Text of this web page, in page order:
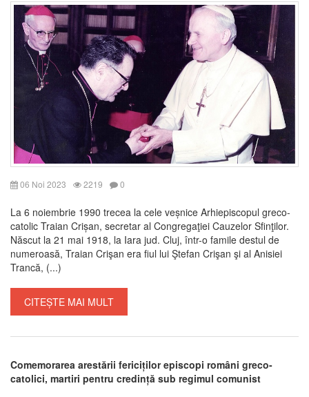
06 Noi 2023 2219 0
La 6 noiembrie 1990 trecea la cele veșnice Arhiepiscopul greco-
catolic Traian Crișan, secretar al Congregaţiei Cauzelor Sfinţilor.
Născut la 21 mai 1918, la Iara jud. Cluj, într-o famile destul de
numeroasă, Traian Crişan era fiul lui Ştefan Crişan şi al Anisiei
Trancă, (...)
CITEȘTE MAI MULT
Comemorarea arestării fericiților episcopi români greco-
catolici, martiri pentru credință sub regimul comunist